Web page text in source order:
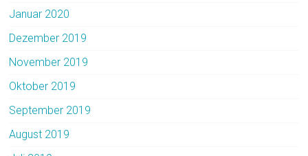
Januar 2020
Dezember 2019
November 2019
Oktober 2019
September 2019
August 2019